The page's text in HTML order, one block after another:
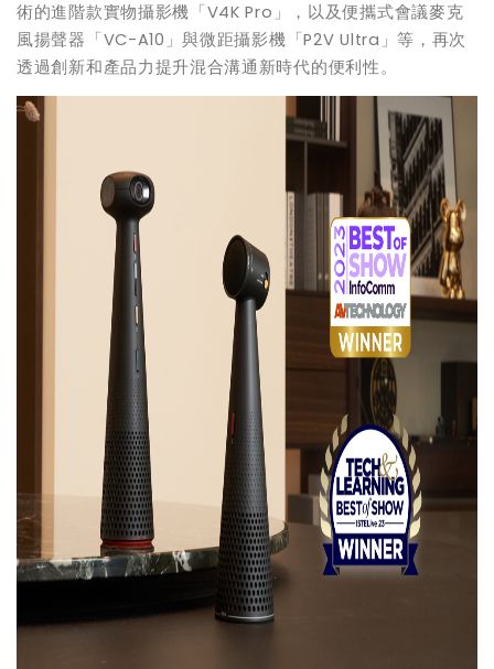
術的進階款實物攝影機「V4K Pro」，以及便攜式會議麥克
風揚聲器「VC-A10」與微距攝影機「P2V Ultra」等，再次
透過創新和產品力提升混合溝通新時代的便利性。